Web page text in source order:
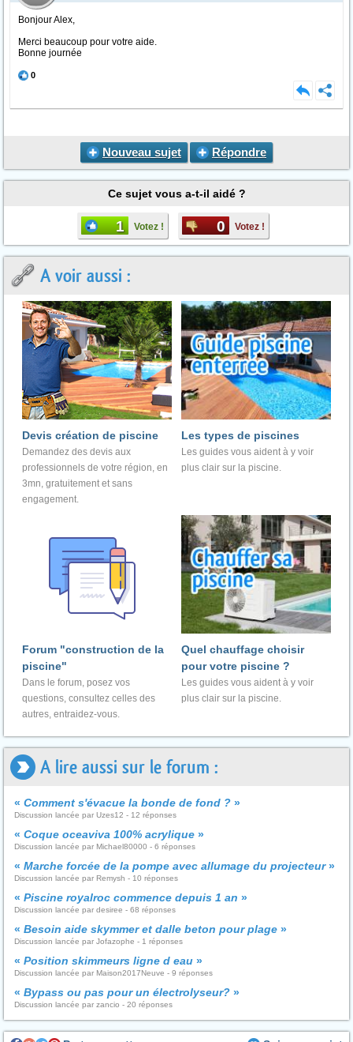
Bonjour Alex,
Merci beaucoup pour votre aide.
Bonne journée
0
Nouveau sujet Répondre
Ce sujet vous a-t-il aidé ?
1 Votez ! 0 Votez !
A voir aussi :
Devis création de piscine
Demandez des devis aux
professionnels de votre région, en
3mn, gratuitement et sans
engagement.
Les types de piscines
Les guides vous aident à y voir
plus clair sur la piscine.
Forum "construction de la
piscine"
Dans le forum, posez vos
questions, consultez celles des
autres, entraidez-vous.
Quel chauffage choisir
pour votre piscine ?
Les guides vous aident à y voir
plus clair sur la piscine.
A lire aussi sur le forum :
« Comment s'évacue la bonde de fond ? »
Discussion lancée par Uzes12 - 12 réponses
« Coque oceaviva 100% acrylique »
Discussion lancée par Michael80000 - 6 réponses
« Marche forcée de la pompe avec allumage du projecteur»
Discussion lancée par Remysh - 10 réponses
« Piscine royalroc commence depuis 1 an »
Discussion lancée par desiree - 68 réponses
« Besoin aide skymmer et dalle beton pour plage »
Discussion lancée par Jofazophe - 1 réponses
« Position skimmeurs ligne d eau »
Discussion lancée par Maison2017Neuve - 9 réponses
« Bypass ou pas pour un électrolyseur? »
Discussion lancée par zancio - 20 réponses